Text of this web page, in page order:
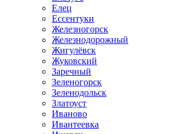
Елец
Ессентуки
Железногорск
Железнодорожный
Жигулёвск
Жуковский
Заречный
Зеленогорск
Зеленодольск
Златоуст
Иваново
Ивантеевка